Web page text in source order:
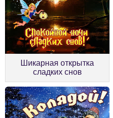
Шикарная открытка
сладких снов